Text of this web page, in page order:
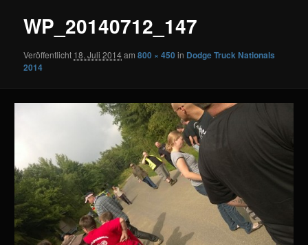
WP_20140712_147
Veröffentlicht 18. Juli 2014am800 × 450 in Dodge Truck Nationals
2014